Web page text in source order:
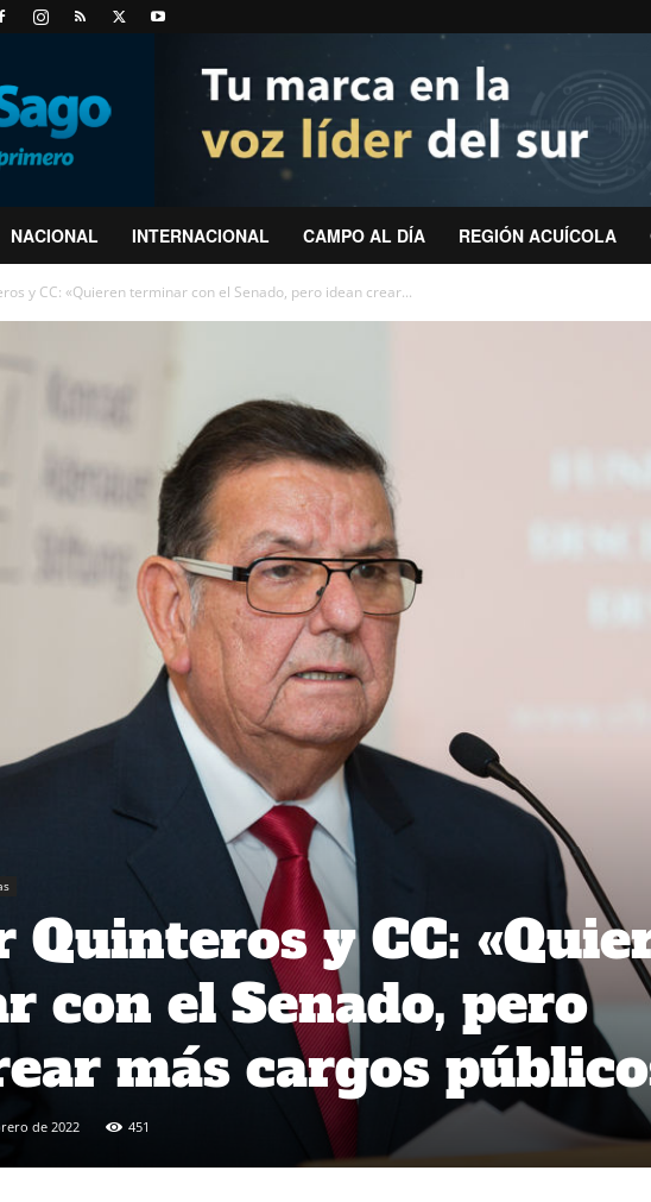
NACIONAL INTERNACIONAL CAMPO AL DÍA REGIÓN ACUÍCOLA
y CC: «Quieren terminar con el Senado, pero idean crear...
Quinteros y CC:
con el Senado, pero
más cargos
de 2022 451